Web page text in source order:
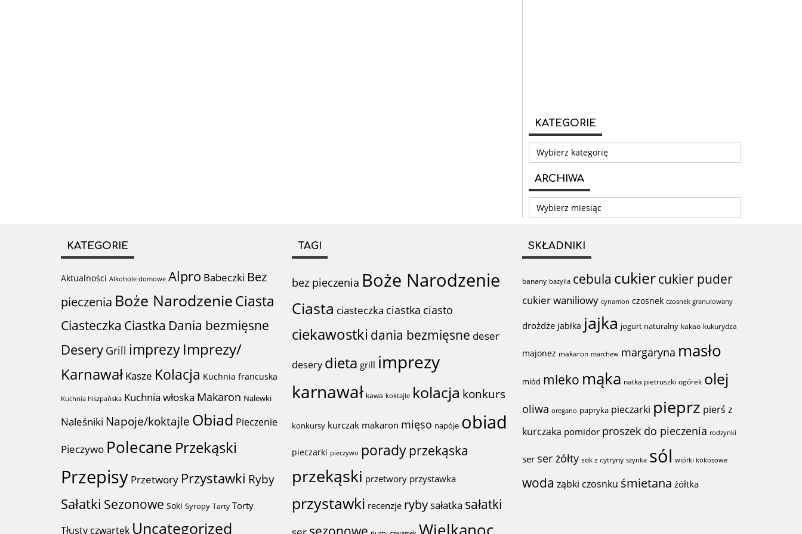
KATEGORIE
Kategorie
ARCHIWA
Archiwa
KATEGORIE
Aktualności Alkohole domowe Alpro Babeczki Bez
pieczenia Boże NarodzenieCiasta
Ciasteczka Ciastka Dania bezmięsne
Desery Grill imprezyImprezy/
Karnawał Kasze Kolacja Kuchnia francuska
Kuchnia hiszpańska Kuchnia włoska Makaron Nalewki
Naleśniki Napoje/koktajle Obiad Pieczenie
Pieczywo Polecane Przekąski
Przepisy Przetwory Przystawki Ryby
Sałatki Sezonowe Soki Syropy Tarty Torty
Tłusty czwartek Uncategorized
TAGI
bez pieczenia Boże Narodzenie
Ciasta ciasteczka ciastka ciasto
ciekawostki dania bezmięsne deser
desery dieta grill imprezy
karnawał kawa koktajle kolacja konkurs
konkursy kurczak makaron mięso napóje obiad
pieczarki pieczywo poradyprzekąska
przekąski przetwory przystawka
przystawki recenzje ryby sałatka sałatki
SKŁADNIKI
banany bazylia cebula cukiercukier puder
cukier waniliowy cynamon czosnek czosnek granulowany
drożdże jabłka jajka jogurt naturalny kakao kukurydza
majonez makaron marchew margaryna masło
miód mleko mąka natka pietruszki ogórek olej
oliwa oregano papryka pieczarki pieprz pierś z
kurczaka pomidor proszek do pieczenia rodzynki
ser ser żółty sok z cytryny szynka sól wiórki kokosowe
woda ząbki czosnku śmietana żółtka